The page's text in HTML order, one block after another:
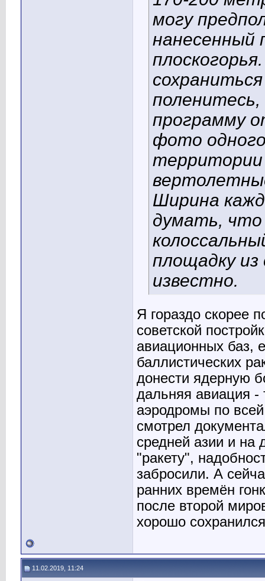
могу
нанесенный
программу
фото
территории
Ширина
думать,
площадку
известно.
Я гораздо скорее
советской
авиационных баз,
баллистических
донести ядерную
дальняя авиация -
аэродромы по
смотрел
средней азии и на
"ракету",
забросили. А
ранних времён
после второй
хорошо
11.02.2019, 11:24